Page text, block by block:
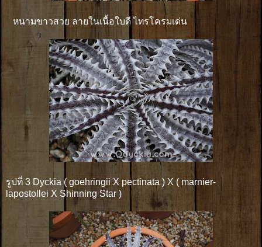
หนามขาวสวย ลายในเนื้อใบดี ไทรโครมเด่น
รูปที่ 3 Dyckia ( goehringii X pectinata ) X ( marnier-
lapostollei X Shinning Star )